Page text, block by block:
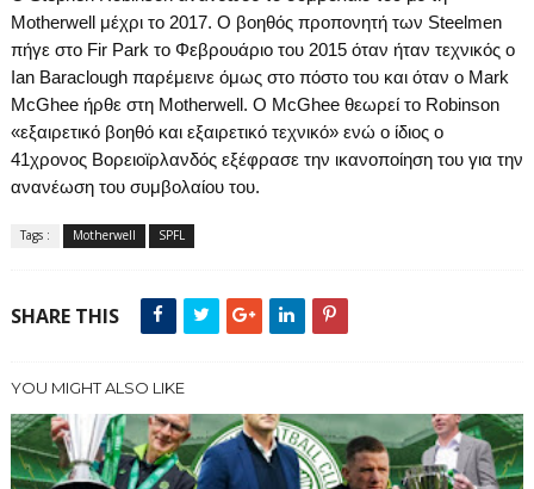
Motherwellμέχρι το 2017. Ο βοηθός προπονητή των Steelmen
πήγε στο Fir Park το Φεβρουάριο του 2015 όταν ήταν τεχνικός ο
Ian Baraclough παρέμεινε όμως στο πόστο του και όταν ο Mark
McGhee ήρθε στη Motherwell. O McGheeθεωρεί το Robinson
«εξαιρετικό βοηθό και εξαιρετικό τεχνικό» ενώ ο ίδιος ο
41χρονος Βορειοϊρλανδός εξέφρασε την ικανοποίηση του για την
ανανέωση του συμβολαίου του.
Tags : Motherwell SPFL
SHARE THIS
YOU MIGHT ALSO LIKE